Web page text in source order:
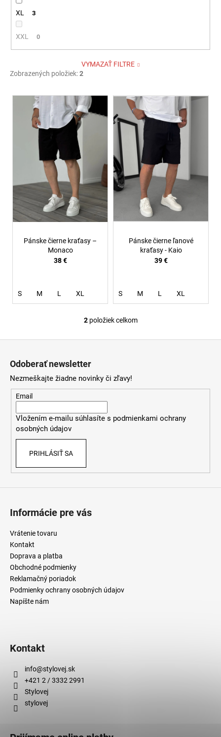
XL 3
XXL 0
VYMAZAŤ FILTRE
Zobrazených položiek:2
V
o
d
u
Pánske čierne kraťasy –
Monaco
38 €
S M L XL
Pánske čierne ľanové
kraťasy - Kaio
39 €
S M L XL
O
a
c
p
v
ý
2položiek celkom
Odoberať newsletter
Nezmeškajte žiadne novinky či zľavy!
Email
Vložením e-mailu súhlasíte s podmienkami ochrany
osobných údajov
PRIHLÁSIŤ SA
Informácie pre vás
Vrátenie tovaru
Kontakt
Doprava a platba
Obchodné podmienky
Reklamačný poriadok
Podmienky ochrany osobných údajov
Napíšte nám
Kontakt
info@stylovej.sk
+421 2 / 3332 2991
Stylovej
stylovej